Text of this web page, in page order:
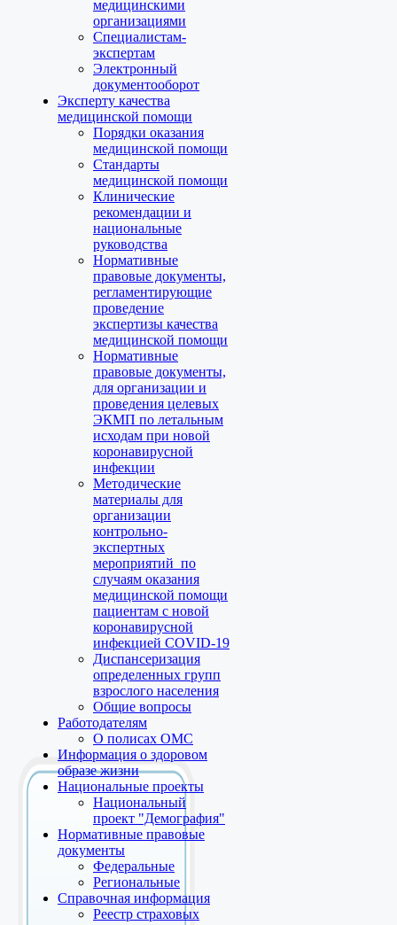
медицинскими
организациями
Специалистам-
экспертам
Электронный
документооборот
Эксперту качества
медицинской помощи
Порядки оказания
медицинской помощи
Стандарты
медицинской помощи
Клинические
рекомендации и
национальные
руководства
Нормативные
правовые документы,
регламентирующие
проведение
экспертизы качества
медицинской помощи
Нормативные
правовые документы,
для организации и
проведения целевых
ЭКМП по летальным
исходам при новой
коронавирусной
инфекции
Методические
материалы для
организации
контрольно-
экспертных
мероприятий по
случаям оказания
медицинской помощи
пациентам с новой
коронавирусной
инфекцией COVID-19
Диспансеризация
определенных групп
взрослого населения
Общие вопросы
Работодателям
О полисах ОМС
Информация о здоровом
образе жизни
Национальные проекты
Национальный
проект "Демография"
Нормативные правовые
документы
Федеральные
Региональные
Справочная информация
Реестр страховых